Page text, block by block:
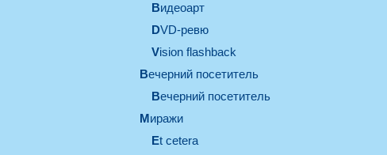
видеоарт
DVD-ревю
Vision flashback
вечерний посетитель
вечерний посетитель
миражи
et cetera